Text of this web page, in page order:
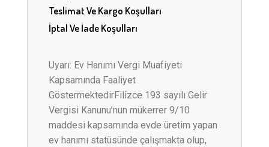
Teslimat Ve Kargo Koşulları
İptal Ve İade Koşulları
Uyarı: Ev Hanımı Vergi Muafiyeti
Kapsamında Faaliyet
GöstermektedirFilizce 193 sayılı Gelir
Vergisi Kanunu’nun mükerrer 9/10
maddesi kapsamında evde üretim yapan
ev hanımı statüsünde çalışmakta olup,